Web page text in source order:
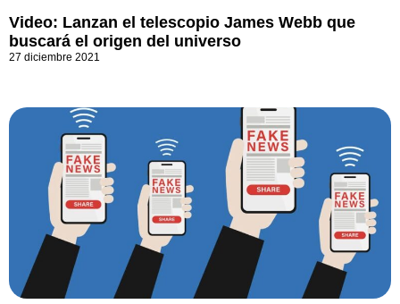
Video: Lanzan el telescopio James Webb que
buscará el origen del universo
27 diciembre 2021